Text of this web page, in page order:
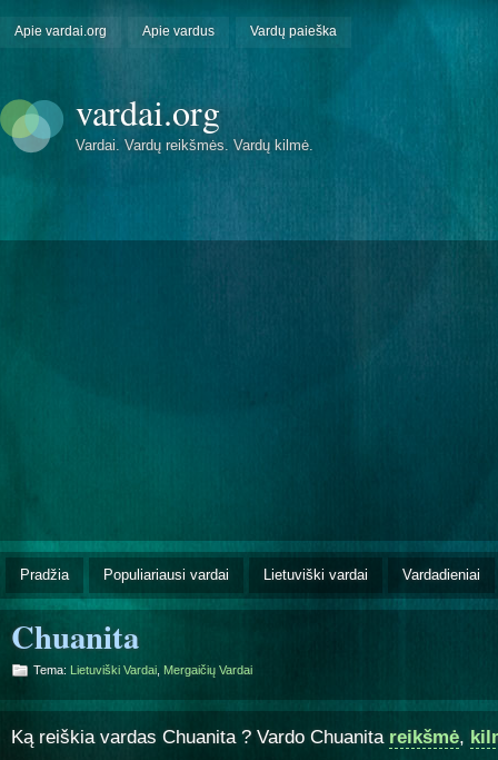
Apie vardai.org Apie vardus Vardų paieška
vardai.org
Vardai. Vardų reikšmės. Vardų kilmė.
Pradžia Populiariausi vardai Lietuviški vardai Vardadieniai
Chuanita
Tema: Lietuviški Vardai Mergaičių Vardai
Ką reiškia vardas Chuanita ? Vardo Chuanita reikšmė,